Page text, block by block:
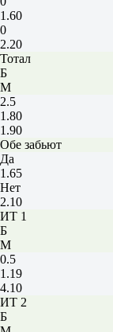
1.60
0
2.20
Тотал
Б
М
2.5
1.80
1.90
Обе забьют
Да
1.65
Нет
2.10
ИТ 1
Б
М
0.5
1.19
4.10
ИТ 2
Б